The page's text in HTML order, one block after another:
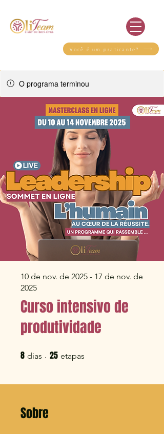
Você é um praticante?
O programa terminou
Curso intensivo de
produtividade
10 de nov. de 2025 - 17 de nov. de
2025
8 dias 8 dias
25 etapas
Sobre